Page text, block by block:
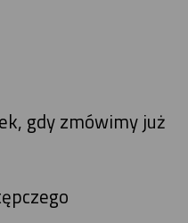
gdy zmówimy już